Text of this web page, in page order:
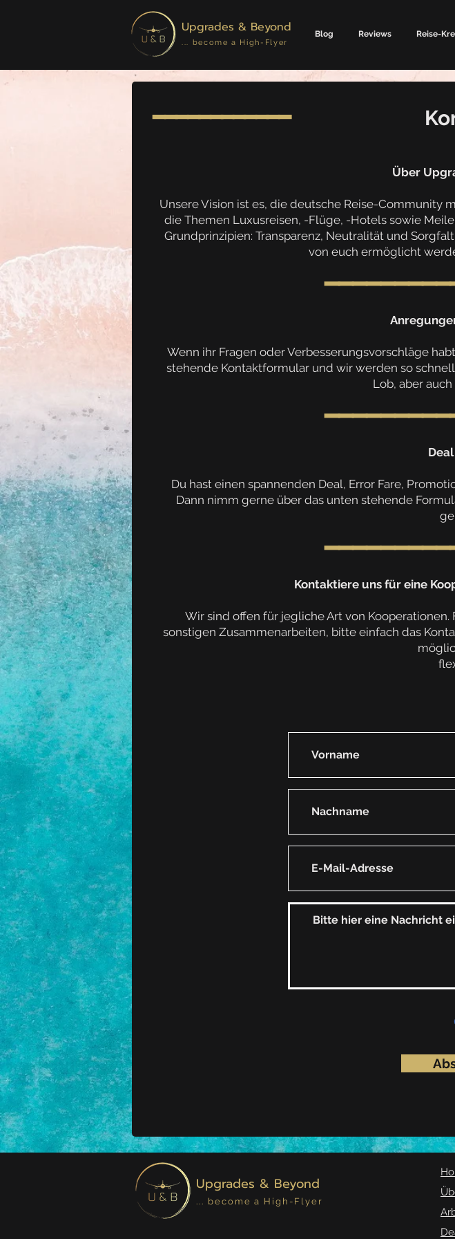
Upgrades & Beyond
... become a High-Flyer
Blog Reviews Reise-
━━━━━━━━━━━━
Über
Unsere Vision ist es, die deutsche Reise-Community
die Themen Luxusreisen, -Flüge, -Hotels sowie
Grundprinzipien: Transparenz, Neutralität und
von euch ermöglicht
Wenn ihr Fragen oder Verbesserungsvorschläge
stehende Kontaktformular und wir werden so
Lob, aber
Du hast einen spannenden Deal, Error Fare,
Dann nimm gerne über das unten stehende
Kontaktiere uns für eine
Wir sind offen für jegliche Art von
sonstigen Zusammenarbeiten, bitte einfach das
Upgrades & Beyond
... become a High-Flyer